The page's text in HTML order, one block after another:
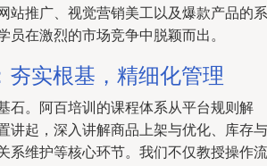
站推广、视觉营销美工以及爆款产品的系
员在激烈的市场竞争中脱颖而出。
夯实根基，精细化管理
石。阿百培训的课程体系从平台规则解
讲起，深入讲解商品上架与优化、库存与
系维护等核心环节。我们不仅教授操作流